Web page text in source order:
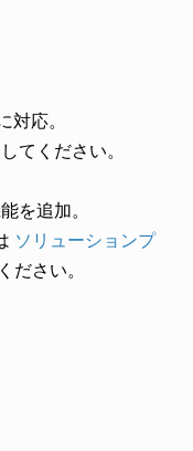
応。
てください。
を追加。
ソリューションプ
ださい。